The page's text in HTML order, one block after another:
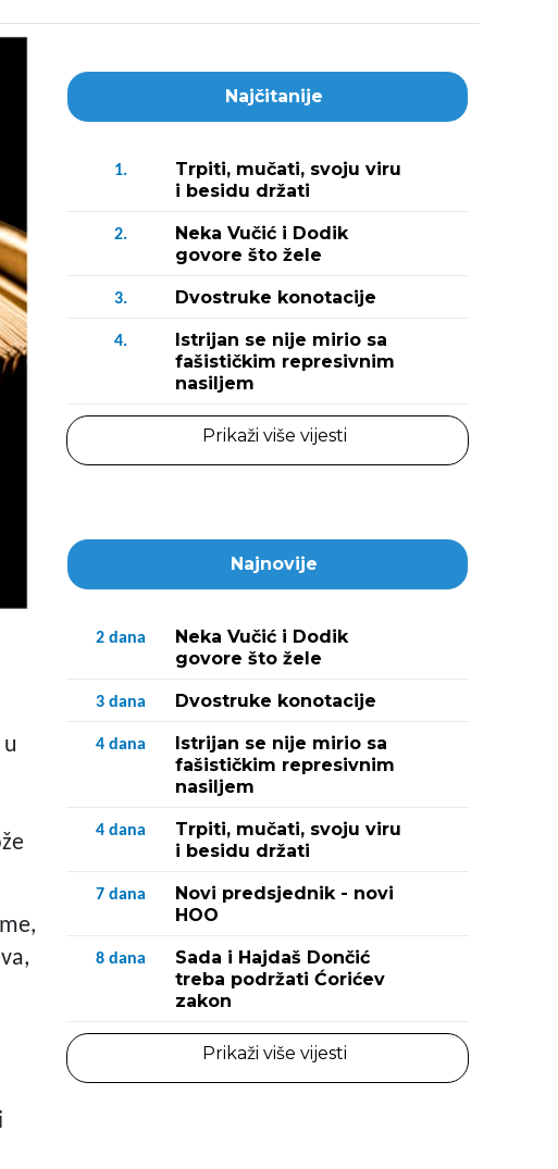
Najčitanije
1.
Trpiti, mučati, svoju viru
i besidu držati
2.
Neka Vučić i Dodik
govore što žele
3. Dvostruke konotacije
4.
Istrijan se nije mirio sa
fašističkim represivnim
nasiljem
Prikaži više vijesti
Najnovije
2 dana
Neka Vučić i Dodik
govore što žele
3 dana Dvostruke konotacije
4 dana
Istrijan se nije mirio sa
fašističkim represivnim
nasiljem
4 dana
Trpiti, mučati, svoju viru
i besidu držati
7 dana
Novi predsjednik - novi
HOO
8 dana
Sada i Hajdaš Dončić
treba podržati Ćorićev
zakon
Prikaži više vijesti